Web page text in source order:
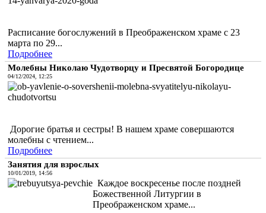
Расписание богослужений в Преображенском храме с 23
марта по 29...
Подробнее
Молебны Николаю Чудотворцу и Пресвятой Богородице
04/12/2024, 12:25
Дорогие братья и сестры! В нашем храме совершаются
молебны с чтением...
Подробнее
Занятия для взрослых
10/01/2019, 14:56
Каждое воскресенье после поздней
Божественной Литургии в
Преображенском храме...